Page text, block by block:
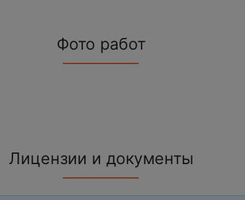
Фото работ
Лицензии и документы